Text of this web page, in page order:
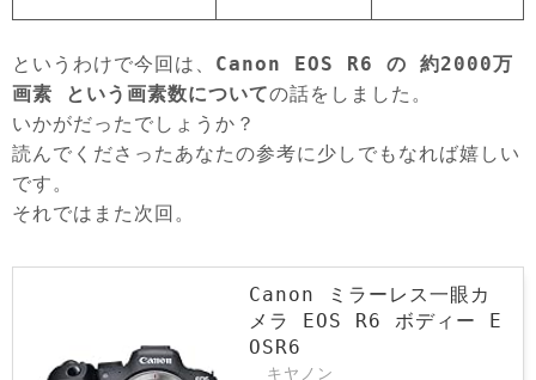
というわけで今回は、 Canon EOS R6 の 約2000万
画素 という画素数についての話をしました。
いかがだったでしょうか？
読んでくださったあなたの参考に少しでもなれば嬉しい
です。
それではまた次回。
Canon ミラーレス一眼カ
メラ EOS R6 ボディー E
OSR6
キヤノン